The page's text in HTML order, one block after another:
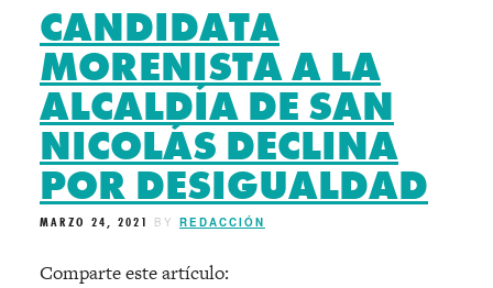
CANDIDATA
MORENISTA A LA
ALCALDÍA DE SAN
NICOLÁS DECLINA
POR DESIGUALDAD
MARZO 24, 2021 BY REDACCIÓN
Comparte este artículo: